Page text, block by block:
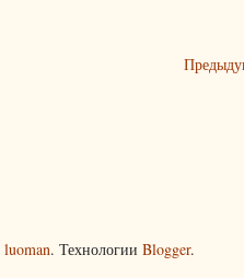
luoman. Технологии Blogger.